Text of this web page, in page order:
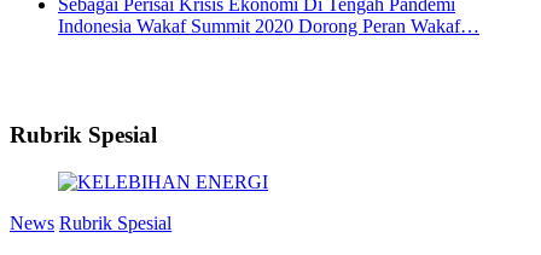
Indonesia Wakaf Summit 2020 Dorong Peran Wakaf…
Rubrik Spesial
News Rubrik Spesial